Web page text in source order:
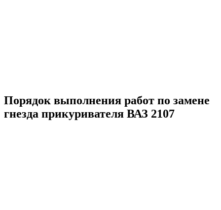
Порядок выполнения работ по замене
гнезда прикуривателя ВАЗ 2107